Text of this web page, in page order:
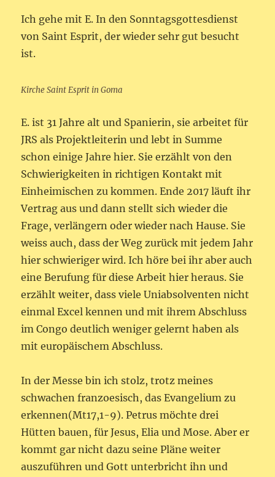
Ich gehe mit E. In den Sonntagsgottesdienst
von Saint Esprit, der wieder sehr gut besucht
ist.
Kirche Saint Esprit in Goma
E. ist 31 Jahre alt und Spanierin, sie arbeitet für
JRS als Projektleiterin und lebt in Summe
schon einige Jahre hier. Sie erzählt von den
Schwierigkeiten in richtigen Kontakt mit
Einheimischen zu kommen. Ende 2017 läuft ihr
Vertrag aus und dann stellt sich wieder die
Frage, verlängern oder wieder nach Hause. Sie
weiss auch, dass der Weg zurück mit jedem Jahr
hier schwieriger wird. Ich höre bei ihr aber auch
eine Berufung für diese Arbeit hier heraus. Sie
erzählt weiter, dass viele Uniabsolventen nicht
einmal Excel kennen und mit ihrem Abschluss
im Congo deutlich weniger gelernt haben als
mit europäischem Abschluss.
In der Messe bin ich stolz, trotz meines
schwachen franzoesisch, das Evangelium zu
erkennen(Mt17,1-9). Petrus möchte drei
Hütten bauen, für Jesus, Elia und Mose. Aber er
kommt gar nicht dazu seine Pläne weiter
auszuführen und Gott unterbricht ihn und